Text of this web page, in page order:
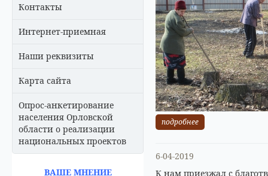
Контакты
Интернет-приемная
Наши реквизиты
Карта сайта
Опрос-анкетирование
населения Орловской
области о реализации
национальных проектов
ВАШЕ МНЕНИЕ
подробнее
6-04-2019
К нам приезжал с